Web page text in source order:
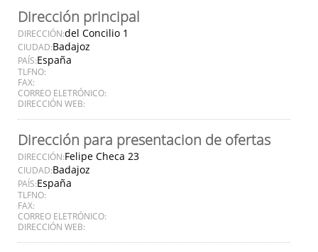
Dirección principal
DIRECCIÓN:del Concilio 1
CIUDAD:Badajoz
PAÍS:España
TLFNO:
FAX:
CORREO ELETRÓNICO:
DIRECCIÓN WEB:
Dirección para presentacion de ofertas
DIRECCIÓN:Felipe Checa 23
CIUDAD:Badajoz
PAÍS:España
TLFNO:
FAX:
CORREO ELETRÓNICO:
DIRECCIÓN WEB: